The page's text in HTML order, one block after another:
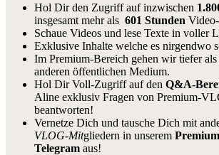
Hol Dir den Zugriff auf inzwischen
insgesamt mehr als 601 Stunden
Schaue Videos und lese Texte in voller
Exklusive Inhalte welche es nirgendwo
Im Premium-Bereich gehen wir tiefer
anderen öffentlichen Medium.
Hol Dir Voll-Zugriff auf den Q&A-
Aline exklusiv Fragen von Premium-
beantworten!
Vernetze Dich und tausche Dich mit
VLOG-Mitgliedern in unserem
Telegram aus!